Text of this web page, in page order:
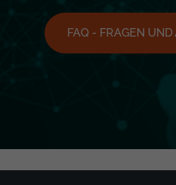
FAQ - FRAGEN